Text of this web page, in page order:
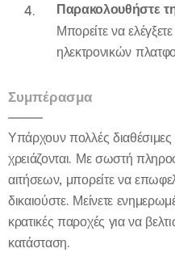
Παρακολουθήστε
Μπορείτε να
ηλεκτρονικών
Συμπέρασμα
Υπάρχουν πολλές διαθέσιμες
χρειάζονται. Με σωστή
αιτήσεων, μπορείτε να
δικαιούστε. Μείνετε
κρατικές παροχές για να
κατάσταση.